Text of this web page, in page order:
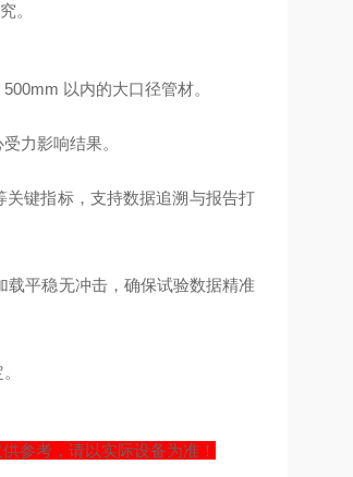
。
以内的大口径管材。
力影响结果。
键指标，支持数据追溯与报告打
载平稳无冲击，确保试验数据精准
参考，请以实际设备为准！